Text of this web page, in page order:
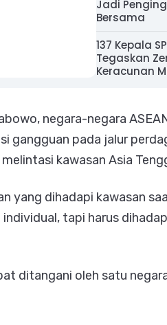
Jadi
Bersama
137 Kepala
Tegaskan
Keracunan
negara-negara
gangguan pada jalur
kawasan Asia
yang dihadapi kawasan
tapi harus
ditangani oleh satu